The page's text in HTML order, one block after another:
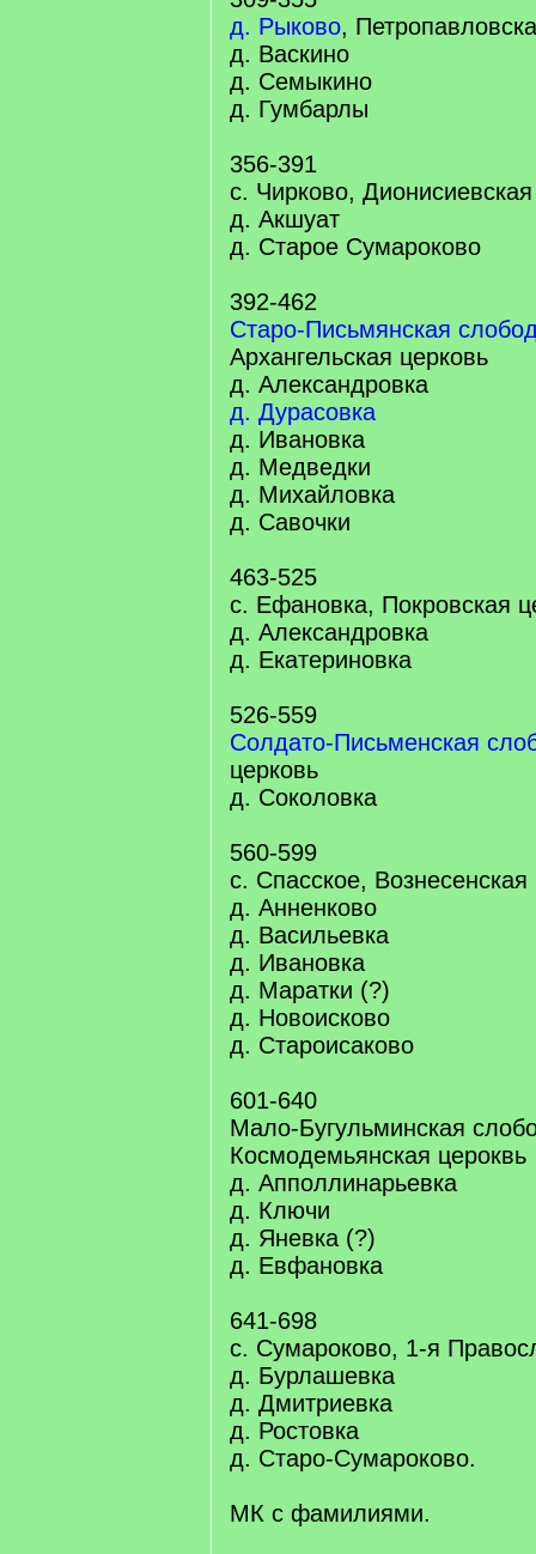
д. Рыково,
д. Васкино
д. Семыкино
д. Гумбарлы
356-391
с. Чирково,
д. Акшуат
д. Старое Сумароково
392-462
Старо-Письмянская
Архангельская церковь
д. Александровка
д. Дурасовка
д. Ивановка
д. Медведки
д. Михайловка
д. Савочки
463-525
с. Ефановка, Покровская
д. Александровка
д. Екатериновка
526-559
Солдато-Письменская
церковь
д. Соколовка
560-599
с. Спасское, Вознесенская
д. Анненково
д. Васильевка
д. Ивановка
д. Маратки (?)
д. Новоисково
д. Староисаково
601-640
Мало-Бугульминская
Космодемьянская цероквь
д. Апполлинарьевка
д. Ключи
д. Яневка (?)
д. Евфановка
641-698
с. Сумароково, 1-я
д. Бурлашевка
д. Дмитриевка
д. Ростовка
д. Старо-Сумароково.
МК с фамилиями.